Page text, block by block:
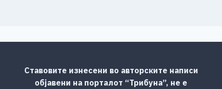
Ставовите изнесени во авторските написи
објавени на порталот “Трибуна”, не е